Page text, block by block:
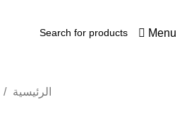
Menu
الرئيسية